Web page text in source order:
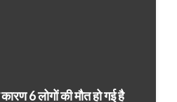
6 लोगों की मौत हो गई है